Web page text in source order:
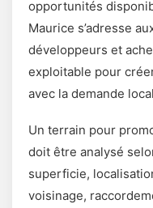
opportunités
Maurice s’adresse
développeurs et
exploitable pour
avec la demande
Un terrain pour
doit être analysé
superficie,
voisinage,